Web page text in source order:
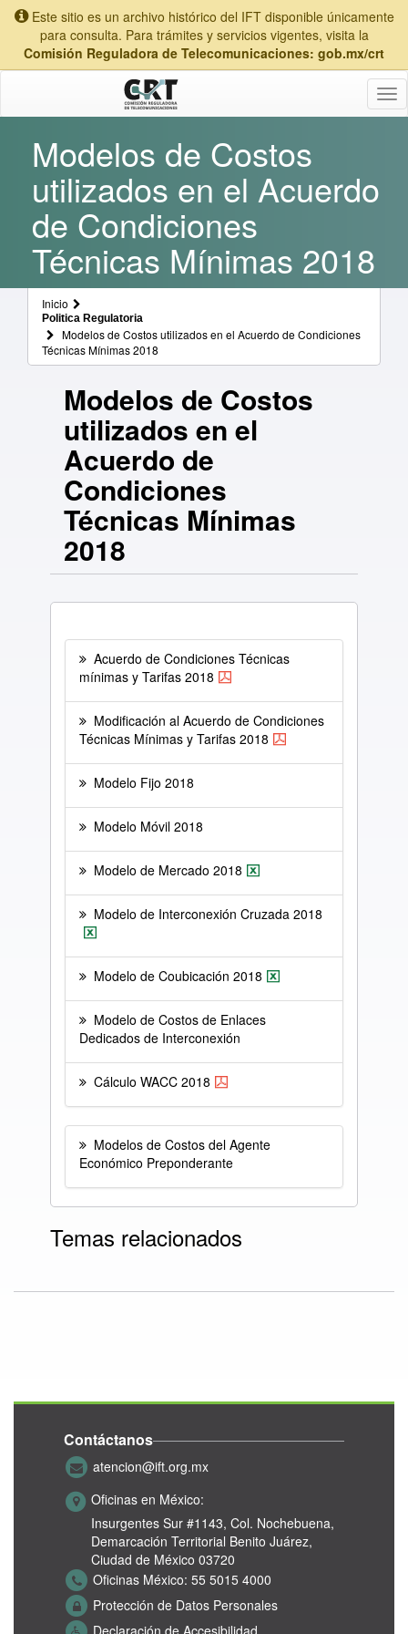
Este sitio es un archivo histórico del IFT disponible únicamente
para consulta. Para trámites y servicios vigentes, visita la
Comisión Reguladora de Telecomunicaciones: gob.mx/crt
Modelos de Costos
utilizados en el Acuerdo
de Condiciones
Técnicas Mínimas 2018
Inicio
Politica Regulatoria
Modelos de Costos utilizados en el Acuerdo de Condiciones
Técnicas Mínimas 2018
Modelos de Costos
utilizados en el
Acuerdo de
Condiciones
Técnicas Mínimas
2018
Acuerdo de Condiciones Técnicas
mínimas y Tarifas 2018
Modificación al Acuerdo de Condiciones
Técnicas Mínimas y Tarifas 2018
Modelo Fijo 2018
Modelo Móvil 2018
Modelo de Mercado 2018
Modelo de Interconexión Cruzada 2018
Modelo de Coubicación 2018
Modelo de Costos de Enlaces
Dedicados de Interconexión
Cálculo WACC 2018
Modelos de Costos del Agente
Económico Preponderante
Temas relacionados
Contáctanos
atencion@ift.org.mx
Oficinas en México:
Insurgentes Sur #1143, Col. Nochebuena,
Demarcación Territorial Benito Juárez,
Ciudad de México 03720
Oficinas México: 55 5015 4000
Protección de Datos Personales
Declaración de Accesibilidad